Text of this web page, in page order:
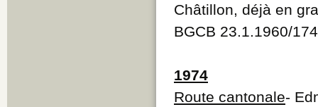
Châtillon, déjà en
BGCB 23.1.1960/174
1974
Route cantonale-